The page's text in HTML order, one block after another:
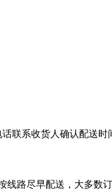
联系收货人确认配送时
线路尽早配送， 大多数